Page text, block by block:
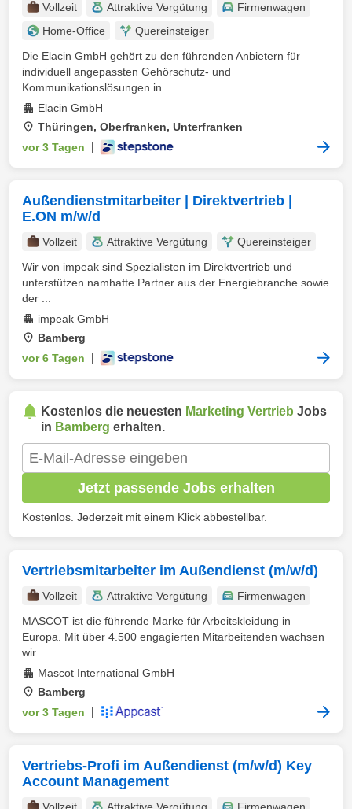
Vollzeit Attraktive Vergütung
Firmenwagen
Home-Office
Quereinsteiger
Die Elacin GmbH gehört zu den führenden Anbietern für
individuell angepassten Gehörschutz- und
Kommunikationslösungen in ...
Elacin GmbH
Thüringen, Oberfranken, Unterfranken
vor 3 Tagen
Außendienstmitarbeiter | Direktvertrieb |
E.ON m/w/d
Vollzeit Attraktive Vergütung
Quereinsteiger
Wir von impeak sind Spezialisten im Direktvertrieb und
unterstützen namhafte Partner aus der Energiebranche sowie
der ...
impeak GmbH
Bamberg
vor 6 Tagen
Kostenlos die neuesten Marketing Vertrieb Jobs
in Bamberg erhalten.
Jetzt passende Jobs erhalten
Kostenlos. Jederzeit mit einem Klick abbestellbar.
Vertriebsmitarbeiter im Außendienst (m/w/d)
Vollzeit Attraktive Vergütung
Firmenwagen
MASCOT ist die führende Marke für Arbeitskleidung in
Europa. Mit über 4.500 engagierten Mitarbeitenden wachsen
wir ...
Mascot International GmbH
Bamberg
vor 3 Tagen
Vertriebs-Profi im Außendienst (m/w/d) Key
Account Management